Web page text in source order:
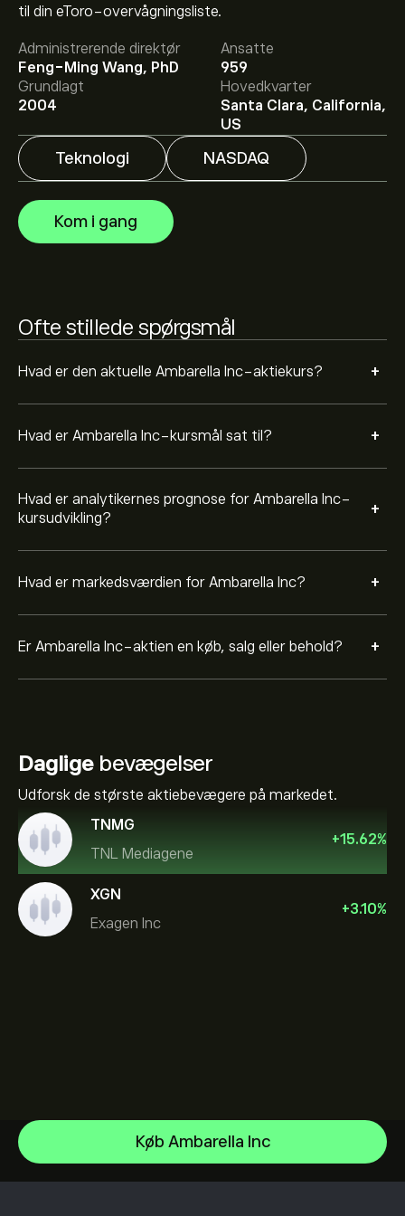
til din eToro-overvågningsliste.
Administrerende direktør
Feng-Ming Wang, PhD
Ansatte
959
Grundlagt
2004
Hovedkvarter
Santa Clara, California,
US
Teknologi NASDAQ
Kom i gang
Ofte stillede spørgsmål
Hvad er den aktuelle Ambarella Inc-aktiekurs? +
Hvad er Ambarella Inc-kursmål sat til? +
Det gennemsnitlige kursmål for Ambarella Inc er 81.85‎$‎.
Tilmeld digpå eToro for at se analytikernes
aktieanbefaling og kursmål.
Hvad er analytikernes prognose for Ambarella Inc-
kursudvikling?
+
Aktieanalytikeres forventninger og prognoser for
Ambarella Inc bygger på markedstrends, finansielle
rapporter og forventet vækst. Se den nyeste prognose
Hvad er markedsværdien for Ambarella Inc? +
Er Ambarella Inc-aktien en køb, salg eller behold? +
Dagligebevægelser
Udforsk de største aktiebevægere på markedet.
TNMG
TNL Mediagene
+15.62%
XGN
Exagen Inc
+3.10%
Køb Ambarella Inc
Sandisk Corp/DE
Apple